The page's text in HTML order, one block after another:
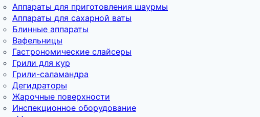
Аппараты для приготовления шаурмы
Аппараты для сахарной ваты
Блинные аппараты
Вафельницы
Гастрономические слайсеры
Грили для кур
Грили-саламандра
Дегидраторы
Жарочные поверхности
Инспекционное оборудование